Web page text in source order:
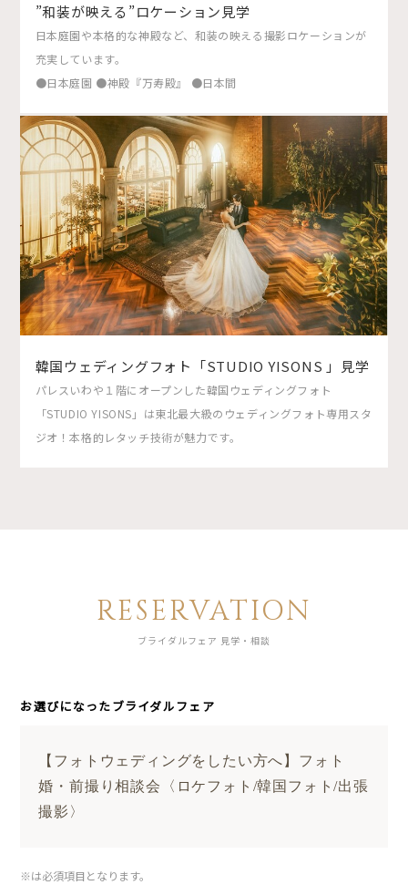
”和装が映える”ロケーション見学
日本庭園や本格的な神殿など、和装の映える撮影ロケーションが
充実しています。
●日本庭園 ●神殿『万寿殿』 ●日本間
韓国ウェディングフォト「STUDIO YISONS 」見学
パレスいわや１階にオープンした韓国ウェディングフォト
「STUDIO YISONS」は東北最大級のウェディングフォト専用スタ
ジオ！本格的レタッチ技術が魅力です。
RESERVATION
ブライダルフェア 見学・相談
お選びになったブライダルフェア
【フォトウェディングをしたい方へ】フォト
婚・前撮り相談会〈ロケフォト/韓国フォト/出張
撮影〉
※は必須項目となります。